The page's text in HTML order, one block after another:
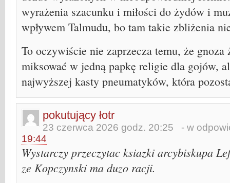
wyrażenia szacunku i miłości do żydów i
wpływem Talmudu, bo tam takie zbliżenia
To oczywiście nie zaprzecza temu, że gnoza
miksować w jedną papkę religie dla gojów,
najwyższej kasty pneumatyków, która
pokutujący łotr
23 czerwca 2026 godz. 20:25 - w
19:44
Wystarczy przeczytac ksiazki arcybiskupa
ze Kopczynski ma duzo racji.